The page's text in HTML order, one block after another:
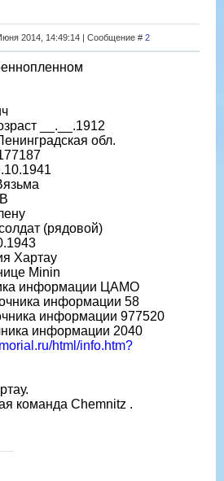
2014, 14:49:14 | Сообщение # 2
__.__.1912
обл.
(рядовой)
Хартау
Minin
информации ЦАМО
информации 58
информации 977520
информации 2040
html/info.htm?
команда Chemnitz .